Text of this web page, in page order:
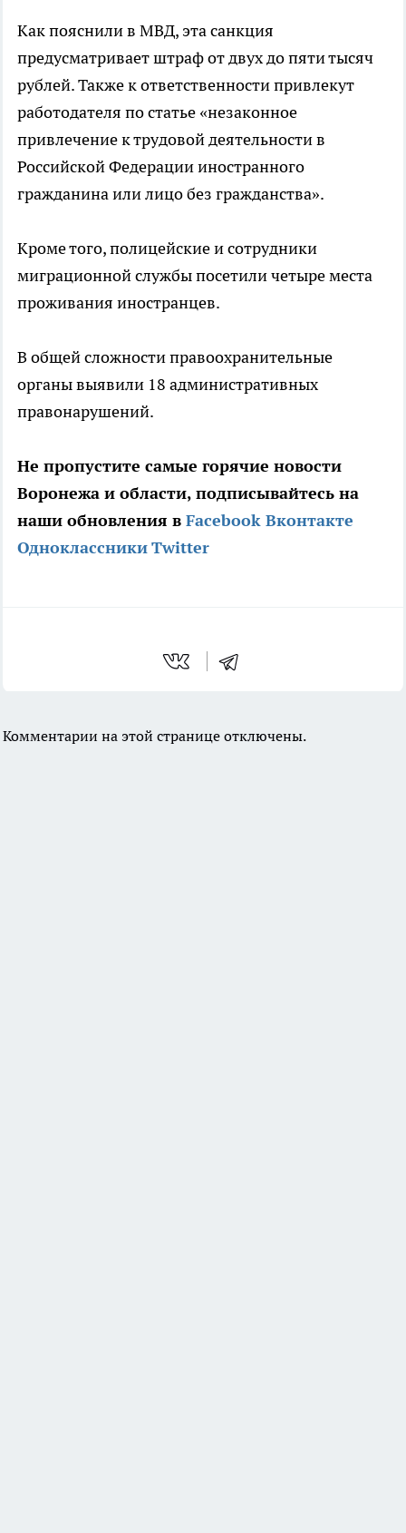
Как пояснили в МВД, эта санкция
предусматривает штраф от двух до пяти тысяч
рублей. Также к ответственности привлекут
работодателя по статье «незаконное
привлечение к трудовой деятельности в
Российской Федерации иностранного
гражданина или лицо без гражданства».
Кроме того, полицейские и сотрудники
миграционной службы посетили четыре места
проживания иностранцев.
В общей сложности правоохранительные
органы выявили 18 административных
правонарушений.
Не пропустите самые горячие новости
Воронежа и области, подписывайтесь на
наши обновления в Facebook Вконтакте
ОдноклассникиTwitter
Комментарии на этой странице отключены.